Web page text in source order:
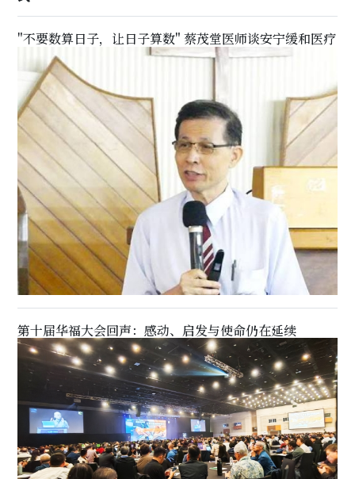
"不要数算日子，让日子算数" 蔡茂堂医师谈安宁缓和医疗
第十届华福大会回声：感动、启发与使命仍在延续